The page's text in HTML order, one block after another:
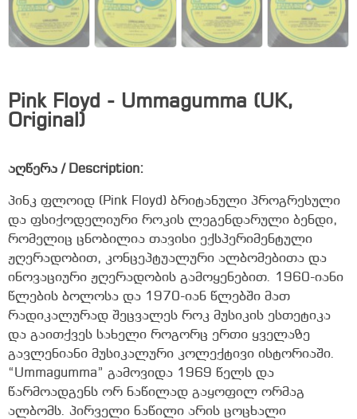
Pink Floyd - Ummagumma (UK,
Original)
აღწერა / Description:
პინკ ფლოიდ (Pink Floyd) ბრიტანული პროგრესული
და ფსიქოდელიური როკის ლეგენდარული ბენდი,
რომელიც ცნობილია თავისი ექსპერიმენტული
ჟღერადობით, კონცეპტუალური ალბომებითა და
ინოვაციური ჟღერადობის გამოყენებით. 1960-იანი
წლების ბოლოსა და 1970-იან წლებში მათ
რადიკალურად შეცვალეს როკ მუსიკის ესთეტიკა
და გაითქვეს სახელი როგორც ერთი ყველაზე
გავლენიანი მუსიკალური კოლექტივი ისტორიაში.
“Ummagumma” გამოვიდა 1969 წელს და
წარმოადგენს ორ ნაწილად გაყოფილ ორმაგ
ალბომს. პირველი ნაწილი არის ცოცხალი